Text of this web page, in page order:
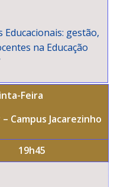
Educacionais: gestão,
na Educação
Feira
Campus Jacarezinho
19h45